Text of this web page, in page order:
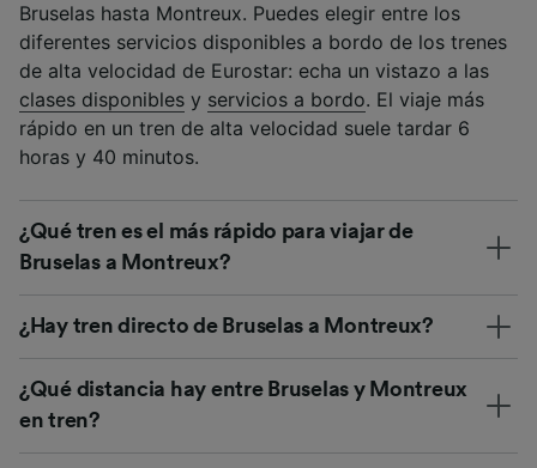
Bruselas hasta Montreux. Puedes elegir entre los
diferentes servicios disponibles a bordo de los trenes
de alta velocidad de Eurostar: echa un vistazo a las
clases disponibles y servicios a bordo. El viaje más
rápido en un tren de alta velocidad suele tardar 6
horas y 40 minutos.
¿Qué tren es el más rápido para viajar de
Bruselas a Montreux?
¿Hay tren directo de Bruselas a Montreux?
¿Qué distancia hay entre Bruselas y Montreux
en tren?